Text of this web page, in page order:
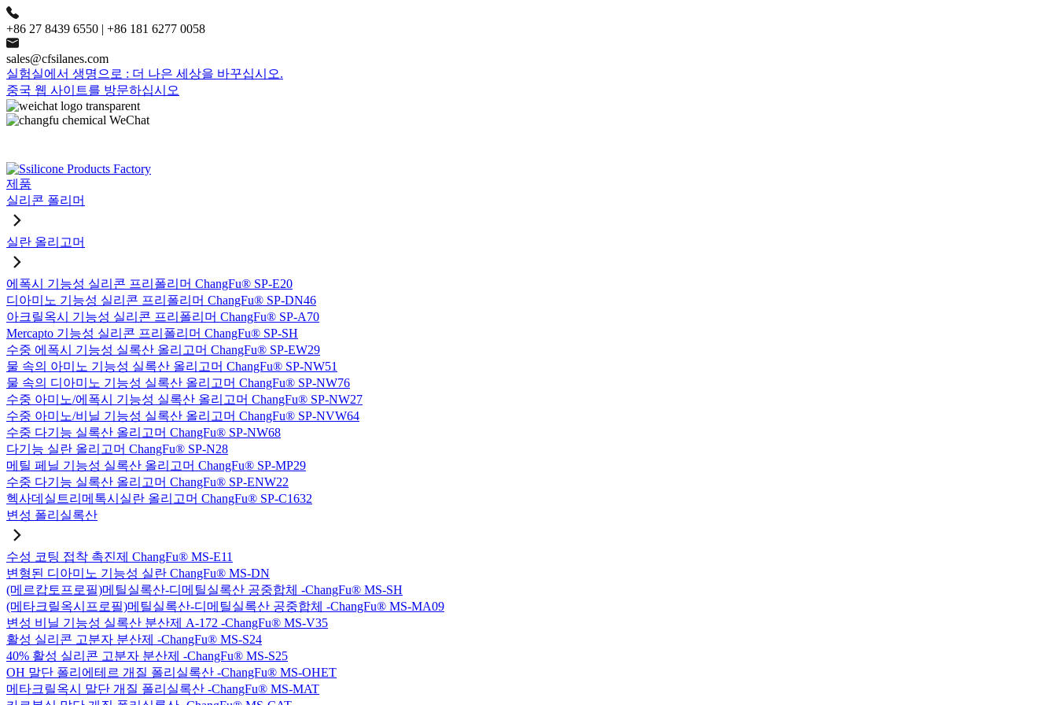
+86 27 8439 6550 | +86 181 6277 0058
sales@cfsilanes.com
실험실에서 생명으로 : 더 나은 세상을 바꾸십시오.
중국 웹 사이트를 방문하십시오
제품
실리콘 폴리머
실란 올리고머
에폭시 기능성 실리콘 프리폴리머 ChangFu® SP-E20
디아미노 기능성 실리콘 프리폴리머 ChangFu® SP-DN46
아크릴옥시 기능성 실리콘 프리폴리머 ChangFu® SP-A70
Mercapto 기능성 실리콘 프리폴리머 ChangFu® SP-SH
수중 에폭시 기능성 실록산 올리고머 ChangFu® SP-EW29
물 속의 아미노 기능성 실록산 올리고머 ChangFu® SP-NW51
물 속의 디아미노 기능성 실록산 올리고머 ChangFu® SP-NW76
수중 아미노/에폭시 기능성 실록산 올리고머 ChangFu® SP-NW27
수중 아미노/비닐 기능성 실록산 올리고머 ChangFu® SP-NVW64
수중 다기능 실록산 올리고머 ChangFu® SP-NW68
다기능 실란 올리고머 ChangFu® SP-N28
메틸 페닐 기능성 실록산 올리고머 ChangFu® SP-MP29
수중 다기능 실록산 올리고머 ChangFu® SP-ENW22
헥사데실트리메톡시실란 올리고머 ChangFu® SP-C1632
변성 폴리실록산
수성 코팅 접착 촉진제 ChangFu® MS-E11
변형된 디아미노 기능성 실란 ChangFu® MS-DN
(메르캅토프로필)메틸실록산-디메틸실록산 공중합체 -ChangFu® MS-SH
(메타크릴옥시프로필)메틸실록산-디메틸실록산 공중합체 -ChangFu® MS-MA09
변성 비닐 기능성 실록산 분산제 A-172 -ChangFu® MS-V35
활성 실리콘 고분자 분산제 -ChangFu® MS-S24
40% 활성 실리콘 고분자 분산제 -ChangFu® MS-S25
OH 말단 폴리에테르 개질 폴리실록산 -ChangFu® MS-OHET
메타크릴옥시 말단 개질 폴리실록산 -ChangFu® MS-MAT